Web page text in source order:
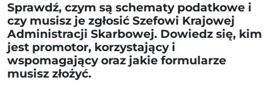
Sprawdź, czym są schematy podatkowe i
czy musisz je zgłosić Szefowi Krajowej
Administracji Skarbowej. Dowiedz się, kim
jest promotor, korzystający i
wspomagający oraz jakie formularze
musisz złożyć.